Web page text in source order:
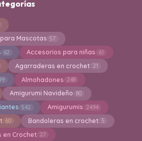
Mascotas 57
62 Accesorios para niñas 61
Agarraderas en crochet 21
Almohadones 248
Amigurumi Navideño 80
542 Amigurumis 2494
60 Bandoleras en crochet 5
en Crochet 27